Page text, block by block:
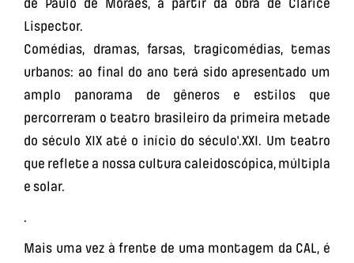
de Paulo de Moraes, a partir da obra de Clarice
Lispector.
Comédias, dramas, farsas, tragicomédias, temas
urbanos: ao final do ano terá sido apresentado um
amplo panorama de gêneros e estilos que
percorreram o teatro brasileiro da primeira metade
do século XIX até o início do século'.XXI. Um teatro
que reflete a nossa cultura caleidoscópica, múltipla
e solar.
.
Mais uma vez à frente de uma montagem da CAL, é